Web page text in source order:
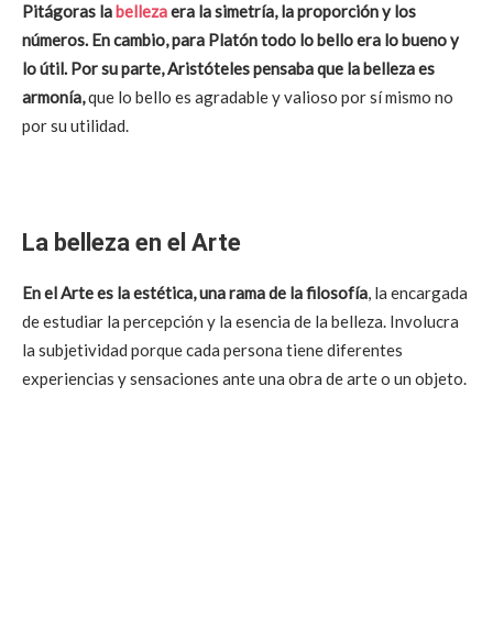
Pitágoras labellezaera la simetría, la proporción y los
números. En cambio, para Platón todo lo bello era lo bueno y
lo útil. Por su parte, Aristóteles pensaba que la belleza es
armonía,que lo bello es agradable y valioso por sí mismo no
por su utilidad.
La belleza en el Arte
En el Arte es la estética, una rama de la filosofía, la encargada
de estudiar la percepción y la esencia de la belleza. Involucra
la subjetividad porque cada persona tiene diferentes
experiencias y sensaciones ante una obra de arte o un objeto.